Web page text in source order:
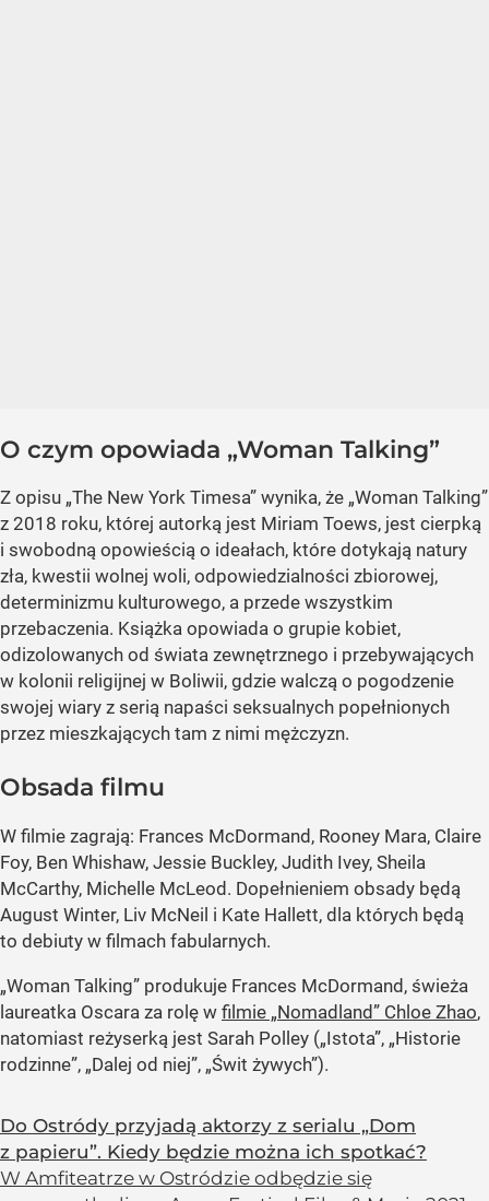
O czym opowiada „Woman Talking”
Z opisu „The New York Timesa” wynika, że „Woman Talking”
z 2018 roku, której autorką jest Miriam Toews, jest cierpką
i swobodną opowieścią o ideałach, które dotykają natury
zła, kwestii wolnej woli, odpowiedzialności zbiorowej,
determinizmu kulturowego, a przede wszystkim
przebaczenia. Książka opowiada o grupie kobiet,
odizolowanych od świata zewnętrznego i przebywających
w kolonii religijnej w Boliwii, gdzie walczą o pogodzenie
swojej wiary z serią napaści seksualnych popełnionych
przez mieszkających tam z nimi mężczyzn.
Obsada filmu
W filmie zagrają: Frances McDormand, Rooney Mara, Claire
Foy, Ben Whishaw, Jessie Buckley, Judith Ivey, Sheila
McCarthy, Michelle McLeod. Dopełnieniem obsady będą
August Winter, Liv McNeil i Kate Hallett, dla których będą
to debiuty w filmach fabularnych.
„Woman Talking” produkuje Frances McDormand, świeża
laureatka Oscara za rolę w filmie „Nomadland” Chloe Zhao,
natomiast reżyserką jest Sarah Polley („Istota”, „Historie
rodzinne”, „Dalej od niej”, „Świt żywych”).
Do Ostródy przyjadą aktorzy z serialu „Dom
z papieru”. Kiedy będzie można ich spotkać?
W Amfiteatrze w Ostródzie odbędzie się